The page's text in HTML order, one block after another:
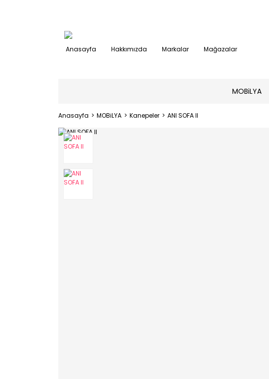
Anasayfa Hakkımızda Markalar Mağazalar
MOBiLYA
Anasayfa MOBiLYA Kanepeler ANI SOFA II